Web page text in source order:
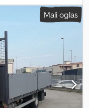
2730 mm Trag točkova:
17094 Pragsdorf
Mali oglas